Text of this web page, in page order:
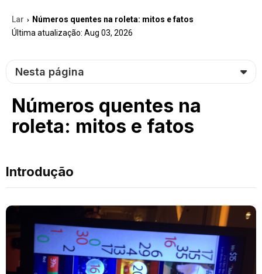
Lar › Números quentes na roleta: mitos e fatos
Última atualização: Aug 03, 2026
Nesta página
Números quentes na
roleta: mitos e fatos
Introdução